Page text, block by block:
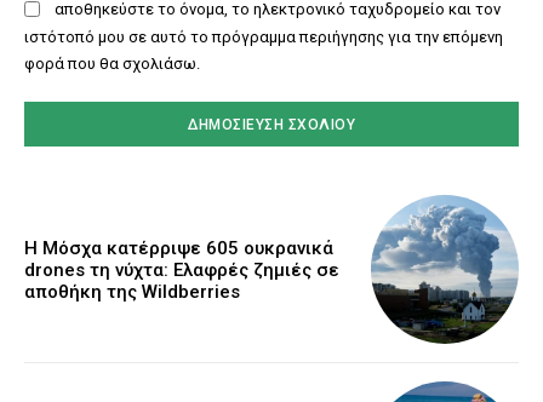
αποθηκεύστε το όνομα, το ηλεκτρονικό ταχυδρομείο και τον
ιστότοπό μου σε αυτό το πρόγραμμα περιήγησης για την επόμενη
φορά που θα σχολιάσω.
Η Μόσχα κατέρριψε 605 ουκρανικά
drones τη νύχτα: Ελαφρές ζημιές σε
αποθήκη της Wildberries